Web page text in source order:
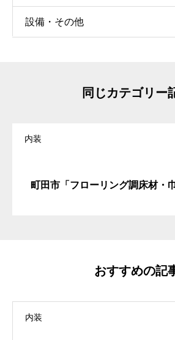
設備・その他
同じカテゴリー
内装
町田市「フローリング調床材・
おすすめの記
内装